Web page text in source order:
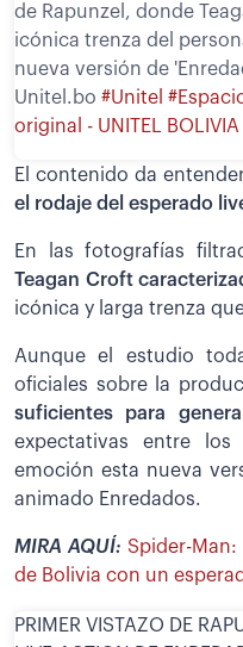
de Rapunzel, donde
icónica trenza del
nueva versión de
Unitel.bo #Unitel
original - UNITEL BOLIVIA
El contenido da
el rodaje del esperado
En las fotografías
Teagan Croft
icónica y larga trenza
Aunque el estudio
oficiales sobre la
suficientes para
expectativas entre
emoción esta nueva
animado Enredados.
MIRA AQUÍ: Spider-Man:
de Bolivia con un
PRIMER VISTAZO DE